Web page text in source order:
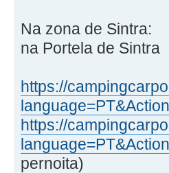
Na zona de Sintra:
na Portela de Sintra
https://
https://
pernoita)